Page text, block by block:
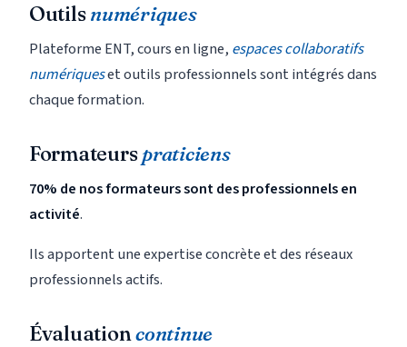
Outilsnumériques
Plateforme ENT, cours en ligne, espaces collaboratifs
numériqueset outils professionnels sont intégrés dans
chaque formation.
Formateurspraticiens
70% de nos formateurs sont des professionnels en
activité.
Ils apportent une expertise concrète et des réseaux
professionnels actifs.
Évaluationcontinue